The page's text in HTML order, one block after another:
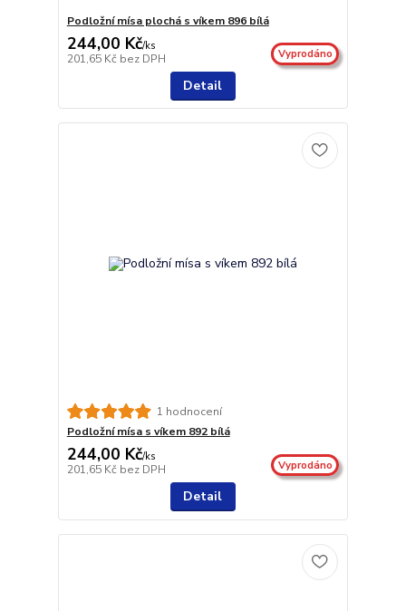
Podložní mísa plochá s víkem 896 bílá
244,00 Kč/ks
201,65 Kč bez DPH Vyprodáno
Detail
1 hodnocení
Podložní mísa s víkem 892 bílá
244,00 Kč/ks
201,65 Kč bez DPH Vyprodáno
Detail